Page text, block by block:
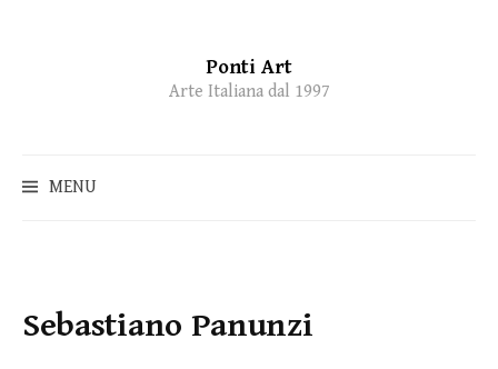
Ponti Art
Arte Italiana dal 1997
MENU
Sebastiano Panunzi